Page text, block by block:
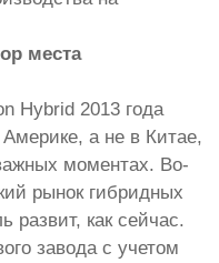
места
Hybrid 2013 года
а не в Китае,
моментах. Во-
рынок гибридных
развит, как сейчас.
завода с учетом